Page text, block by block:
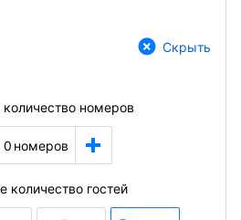
Скрыть
номеров
0 номеров
количество гостей